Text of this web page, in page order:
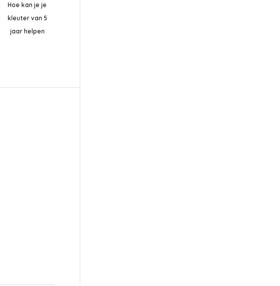
Hoe kan je je
kleuter van 5
jaar helpen